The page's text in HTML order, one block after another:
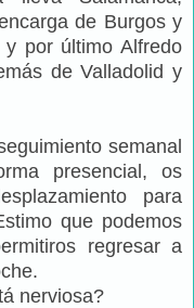
de Burgos y
por último Alfredo
de Valladolid y
semanal
presencial, os
para
que podemos
regresar a
nerviosa?